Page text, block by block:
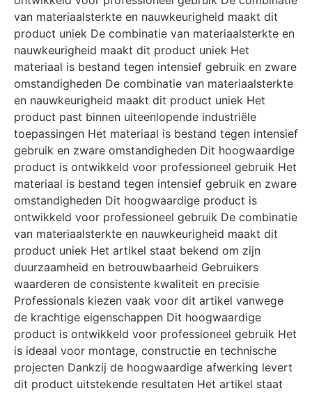
van materiaalsterkte en nauwkeurigheid maakt dit
product uniek De combinatie van materiaalsterkte en
nauwkeurigheid maakt dit product uniek Het
materiaal is bestand tegen intensief gebruik en zware
omstandigheden De combinatie van materiaalsterkte
en nauwkeurigheid maakt dit product uniek Het
product past binnen uiteenlopende industriële
toepassingen Het materiaal is bestand tegen intensief
gebruik en zware omstandigheden Dit hoogwaardige
product is ontwikkeld voor professioneel gebruik Het
materiaal is bestand tegen intensief gebruik en zware
omstandigheden Dit hoogwaardige product is
ontwikkeld voor professioneel gebruik De combinatie
van materiaalsterkte en nauwkeurigheid maakt dit
product uniek Het artikel staat bekend om zijn
duurzaamheid en betrouwbaarheid Gebruikers
waarderen de consistente kwaliteit en precisie
Professionals kiezen vaak voor dit artikel vanwege
de krachtige eigenschappen Dit hoogwaardige
product is ontwikkeld voor professioneel gebruik Het
is ideaal voor montage, constructie en technische
projecten Dankzij de hoogwaardige afwerking levert
dit product uitstekende resultaten Het artikel staat